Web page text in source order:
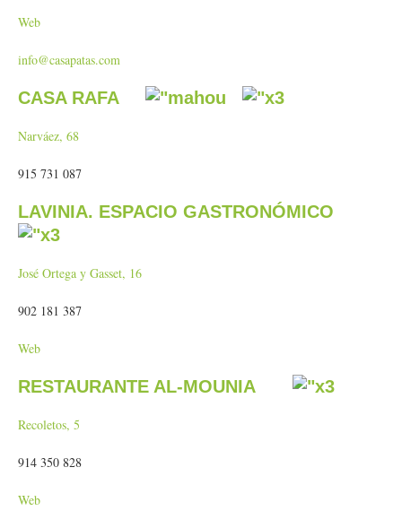
Web
info@casapatas.com
CASA RAFA
Narváez, 68
915 731 087
LAVINIA. ESPACIO GASTRONÓMICO
José Ortega y Gasset, 16
902 181 387
Web
RESTAURANTE AL-MOUNIA
Recoletos, 5
914 350 828
Web